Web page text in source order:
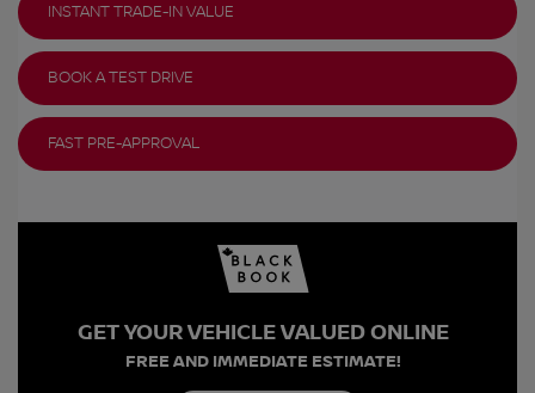
INSTANT TRADE-IN VALUE
BOOK A TEST DRIVE
FAST PRE-APPROVAL
GET YOUR VEHICLE VALUED ONLINE
FREE AND IMMEDIATE ESTIMATE!